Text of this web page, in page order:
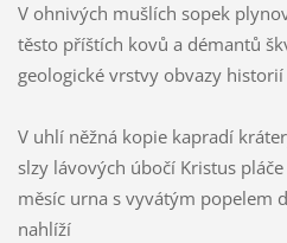
V ohnivých mušlích sopek
těsto příštích kovů a démantů
geologické vrstvy obvazy
V uhlí něžná kopie kapradí
slzy lávových úbočí Kristus
měsíc urna s vyvátým popelem
nahlíží